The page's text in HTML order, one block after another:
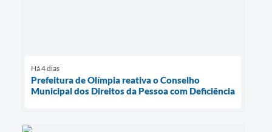
Há 4 dias
Prefeitura de Olímpia reativa o Conselho
Municipal dos Direitos da Pessoa com Deficiência